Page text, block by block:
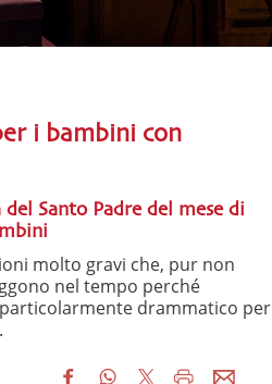
i bambini con
Santo Padre del mese di
molto gravi che, pur non
nel tempo perché
drammatico per